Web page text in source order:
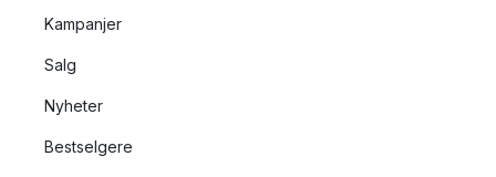
Kampanjer
Salg
Nyheter
Bestselgere